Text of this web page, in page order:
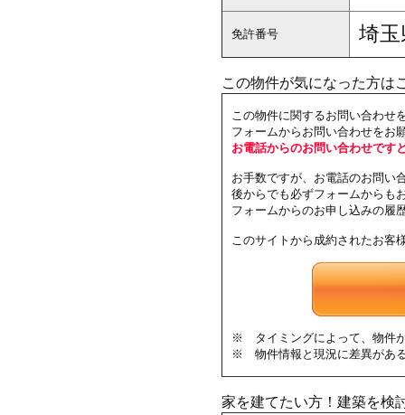
免許番号 埼
この物件が気になった方は
この物件に関するお問い合わせ
フォームからお問い合わせをお
お電話からのお問い合わせです
お手数ですが、お電話のお問い
後からでも必ずフォームからも
フォームからのお申し込みの履
このサイトから成約されたお
※ タイミングによって、物件
※ 物件情報と現況に差異があ
家を建てたい方！建築を検